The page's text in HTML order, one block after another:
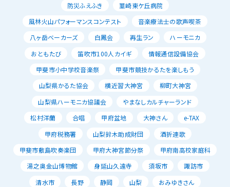
防災ふえふき
韮崎東ケ丘病院
風林火山パフォーマンスコンテスト
音楽療法士の歌声喫茶
八ヶ岳ベーカーズ
白鳳会 再生ラン
ハーモニカ
おともたび
笛吹市100人カイギ
情報通信設備協会
甲斐市小中学校音楽祭
甲斐市競技かるたを楽しもう
山梨県かるた協会
横近習大神宮
柳町大神宮
山梨県ハーモニカ協議会
やまなしカルチャーランド
松村洋蘭
合唱 甲府盆地 大神さん
e-TAX
甲府税務署
山梨鈴木助成財団
酒折連歌
甲斐市敷島吹奏楽団
甲府大神宮節分祭
甲府南高校家庭科
湯之奥金山博物館
身延山久遠寺 須坂市
諏訪市
清水市
長野 静岡 山梨
おみゆきさん